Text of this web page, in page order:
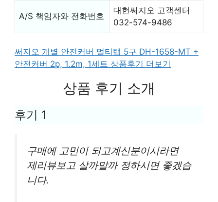
A/S 책임자와 전화번호
대현써지오 고객센터
032-574-9486
써지오 개별 안전커버 멀티탭 5구 DH-1658-MT +
안전커버 2p, 1.2m, 1세트 상품후기 더보기
상품 후기 소개
후기 1
구매에 고민이 되고계신분이시라면
제리뷰보고 살까말까 정하시면 좋겠습
니다.